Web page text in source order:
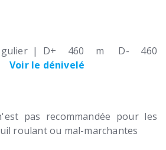
| D+ 460 m
D- 460
Voir le dénivelé
pas recommandée pour les
roulant ou mal-marchantes